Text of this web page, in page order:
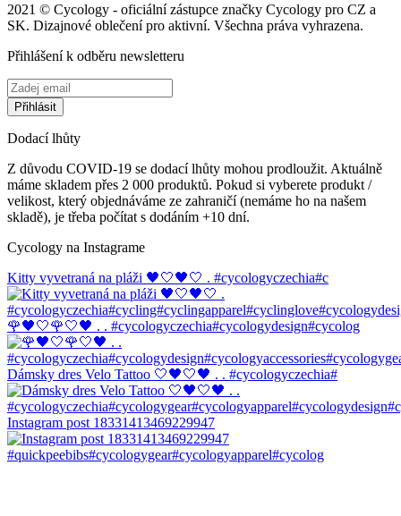
2021 © Cycology - oficiální zástupce značky Cycology pro CZ a
SK. Dizajnové oblečení pro aktivní. Všechna práva vyhrazena.
Přihlášení k odběru newsletteru
Dodací lhůty
Z důvodu COVID-19 se dodací lhůty mohou prodloužit. Aktuálně
máme skladem přes 2 000 produktů. Pokud si vyberete produkt /
velikost, který objednáváme ze zahraničí (nemáme ho na našem
skladě), je třeba počítat s dodáním +10 dní.
Cycology na Instagrame
Kitty vyvetraná na pláži 🖤🤍🖤🤍 . #cycologyczechia#c
🌹🖤🤍🌹🤍🖤 . . #cycologyczechia#cycologydesign#cycolog
Dámsky dres Velo Tattoo 🤍🖤🤍🖤 . . #cycologyczechia#
Instagram post 18331413469229947
#quickpeebibs#cycologygear#cycologyapparel#cycolog